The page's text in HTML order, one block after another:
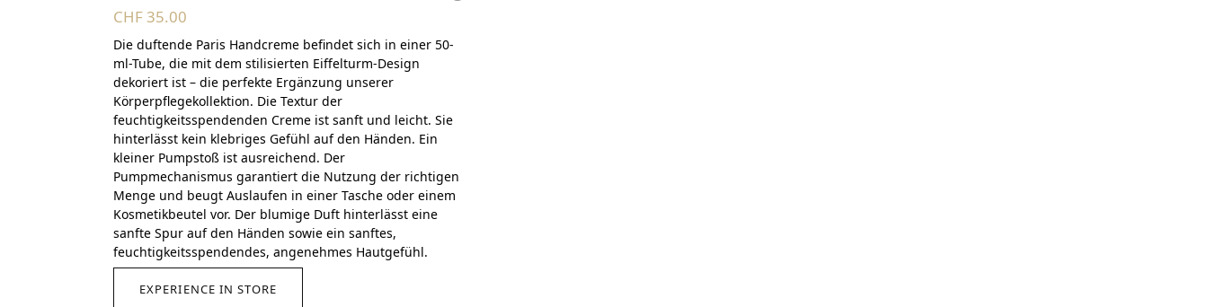
CHF35.00
Die duftende Paris Handcreme befindet sich in einer 50-
ml-Tube, die mit dem stilisierten Eiffelturm-Design
dekoriert ist – die perfekte Ergänzung unserer
Körperpflegekollektion. Die Textur der
feuchtigkeitsspendenden Creme ist sanft und leicht. Sie
hinterlässt kein klebriges Gefühl auf den Händen. Ein
kleiner Pumpstoß ist ausreichend. Der
Pumpmechanismus garantiert die Nutzung der richtigen
Menge und beugt Auslaufen in einer Tasche oder einem
Kosmetikbeutel vor. Der blumige Duft hinterlässt eine
sanfte Spur auf den Händen sowie ein sanftes,
feuchtigkeitsspendendes, angenehmes Hautgefühl.
EXPERIENCE IN STORE